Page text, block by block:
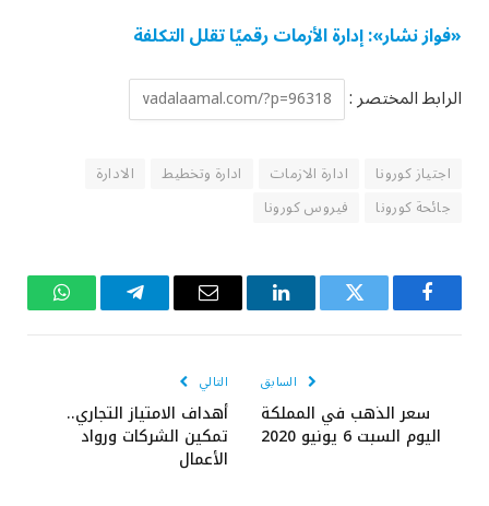
«فواز نشار»: إدارة الأزمات رقميًا تقلل التكلفة
الرابط المختصر :
اجتياز كورونا ادارة الازمات ادارة وتخطيط
الادارة
جائحة كورونا
فيروس كورونا
فيسبوك تويتر لينكدإن
البريد
تيلقرام واتساب
السابق
سعر الذهب في المملكة
اليوم السبت 6 يونيو 2020
التالي
أهداف الامتياز التجاري..
تمكين الشركات ورواد
الأعمال